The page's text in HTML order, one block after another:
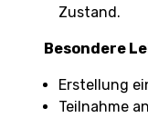
Zustand.
Besondere
Erstellung
Teilnahme